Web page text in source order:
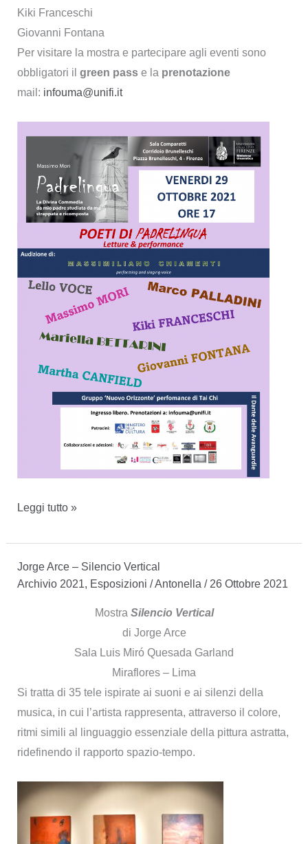
Kiki Franceschi
Giovanni Fontana
Per visitare la mostra e partecipare agli eventi sono
obbligatori il green passe la prenotazione
mail: infouma@unifi.it
Padrelingua
Massimo
Mori
Leggi tutto »
Jorge Arce – Silencio Vertical
Archivio 2021, Esposizioni /Antonella / 26 Ottobre 2021
Mostra Silencio Vertical
di Jorge Arce
Sala Luis Miró Quesada Garland
Miraflores – Lima
Si tratta di 35 tele ispirate ai suoni e ai silenzi della
musica, in cui l’artista rappresenta, attraverso il colore,
ritmi simili al linguaggio essenziale della pittura astratta,
ridefinendo il rapporto spazio-tempo.